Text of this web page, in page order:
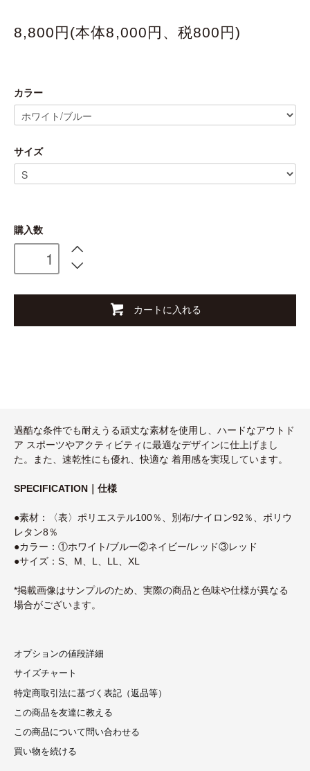
8,800円(本体8,000円、税800円)
カラー
サイズ
購入数
カートに入れる
過酷な条件でも耐えうる頑丈な素材を使用し、ハードなアウトド
ア スポーツやアクティビティに最適なデザインに仕上げまし
た。また、速乾性にも優れ、快適な 着用感を実現しています。
SPECIFICATION｜仕様
●素材：〈表〉ポリエステル100％、別布/ナイロン92％、ポリウ
レタン8％
●カラー：①ホワイト/ブルー②ネイビー/レッド③レッド
●サイズ：S、M、L、LL、XL
*掲載画像はサンプルのため、実際の商品と色味や仕様が異なる
場合がございます。
オプションの値段詳細
サイズチャート
特定商取引法に基づく表記（返品等）
この商品を友達に教える
この商品について問い合わせる
買い物を続ける